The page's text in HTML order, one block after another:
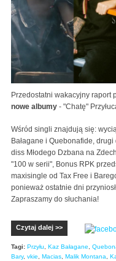
Przedostatni wakacyjny raport
nowe albumy - "Chatę"
Wśród singli znajdują się:
Bałagane i Quebonafide,
diss Młodego Dzbana na
"100 w serii", Bonus RPK
maxisingle od Tax Free i
ponieważ ostatnie dni
Zapraszamy do słuchania!
Czytaj dalej >>
Tagi: Przyłu, Kaz Bałagane,
Bary, vkie, Macias, Malik Montana,